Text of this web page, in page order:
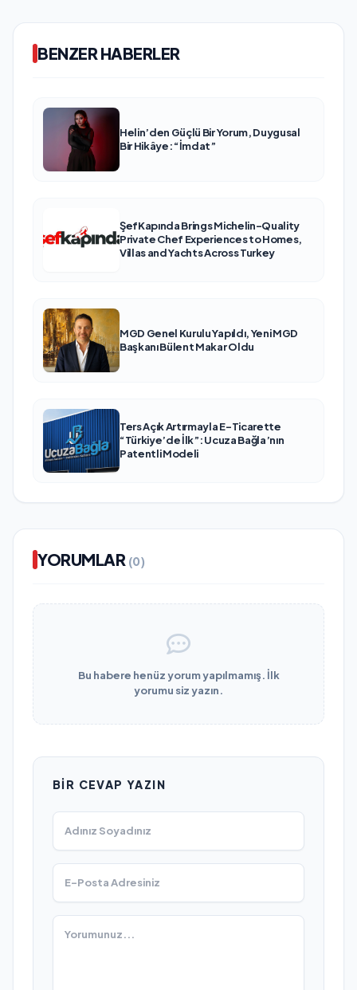
BENZER HABERLER
Helin’den Güçlü Bir Yorum, Duygusal
Bir Hikâye: “İmdat”
ŞefKapında Brings Michelin-Quality
Private Chef Experiences to Homes,
Villas and Yachts Across Turkey
MGD Genel Kurulu Yapıldı, Yeni MGD
Başkanı Bülent Makar Oldu
Ters Açık Artırmayla E-Ticarette
“Türkiye’de İlk”: Ucuza Bağla’nın
Patentli Modeli
YORUMLAR (0)
Bu habere henüz yorum yapılmamış. İlk
yorumu siz yazın.
BIR CEVAP YAZIN